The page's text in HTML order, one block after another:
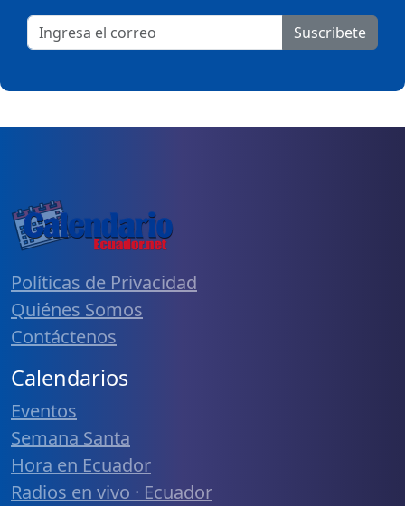
Suscribete
Políticas de Privacidad
Quiénes Somos
Contáctenos
Calendarios
Eventos
Semana Santa
Hora en Ecuador
Radios en vivo · Ecuador